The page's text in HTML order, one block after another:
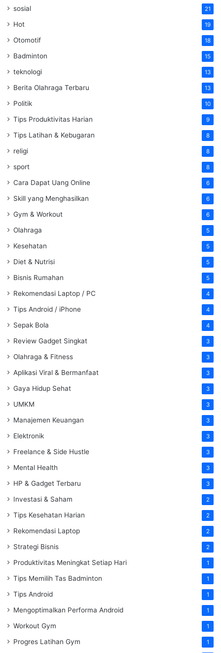
sosial 21
Hot 19
Otomotif 18
Badminton 15
teknologi 13
Berita Olahraga Terbaru 13
Politik 10
Tips Produktivitas Harian 9
Tips Latihan & Kebugaran 8
religi 8
sport 8
Cara Dapat Uang Online 6
Skill yang Menghasilkan 6
Gym & Workout 6
Olahraga 5
Kesehatan 5
Diet & Nutrisi 5
Bisnis Rumahan 5
Rekomendasi Laptop / PC 4
Tips Android / iPhone 4
Sepak Bola 4
Review Gadget Singkat 3
Olahraga & Fitness 3
Aplikasi Viral & Bermanfaat 3
Gaya Hidup Sehat 3
UMKM 3
Manajemen Keuangan 3
Elektronik 3
Freelance & Side Hustle 3
Mental Health 3
HP & Gadget Terbaru 3
Investasi & Saham 2
Tips Kesehatan Harian 2
Rekomendasi Laptop 2
Strategi Bisnis 2
Produktivitas Meningkat Setiap Hari 1
Tips Memilih Tas Badminton 1
Tips Android 1
Mengoptimalkan Performa Android 1
Workout Gym 1
Progres Latihan Gym 1